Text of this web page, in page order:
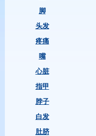
脚
头发
疼痛
嘴
心脏
指甲
脖子
白发
肚脐